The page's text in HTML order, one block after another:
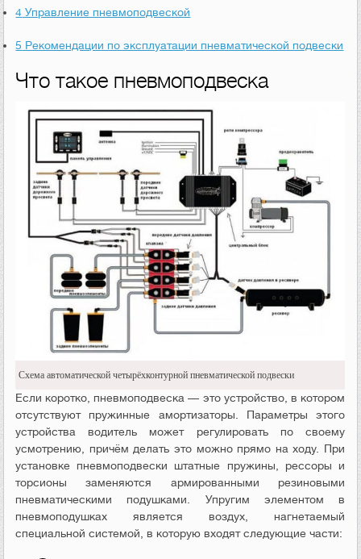
4 Управление пневмоподвеской
5 Рекомендации по эксплуатации пневматической подвески
Что такое пневмоподвеска
Схема автоматической четырёхконтурной пневматической подвески
Если коротко, пневмоподвеска — это устройство, в котором
отсутствуют пружинные амортизаторы. Параметры этого
устройства водитель может регулировать по своему
усмотрению, причём делать это можно прямо на ходу. При
установке пневмоподвески штатные пружины, рессоры и
торсионы заменяются армированными резиновыми
пневматическими подушками. Упругим элементом в
пневмоподушках является воздух, нагнетаемый
специальной системой, в которую входят следующие части: